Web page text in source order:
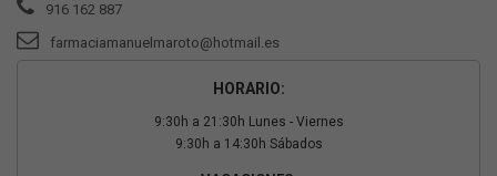
916 162 887
farmaciamanuelmaroto@hotmail.es
HORARIO:
9:30h a 21:30h Lunes - Viernes
9:30h a 14:30h Sábados